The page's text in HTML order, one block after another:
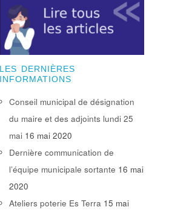
LES DERNIÈRES
INFORMATIONS
Conseil municipal de désignation
du maire et des adjoints lundi 25
mai 16 mai 2020
Dernière communication de
l’équipe municipale sortante 16 mai
2020
Ateliers poterie Es Terra 15 mai